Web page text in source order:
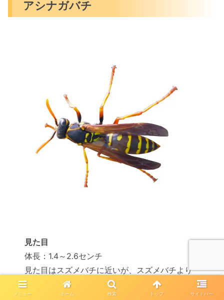
アシナガバチ
見た目
体長：1.4～2.6センチ
見た目はスズメバチに近いが、スズメバチより
細身で小さい
メニュー ホーム 検索 トップ サイドバー